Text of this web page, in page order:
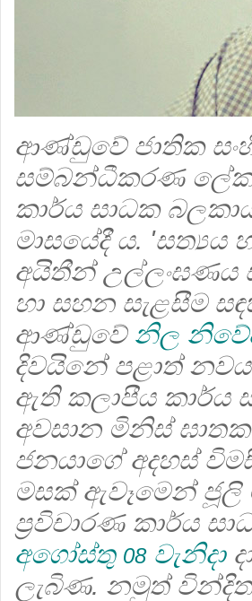
ආණ්ඩුවේ ජාතික
සම්බන්ධීකරණ
කාර්ය සාධක
මාසයේදී ය. 'සත්‍යය
අයිතීන් උල්ලංඝණය
හා සහන සැළසීම
ආණ්ඩුවේ නිල
දිවයිනේ පළාත්
ඇති කලාපීය කාර්ය
අවසාන මිනිස්
ජනයාගේ අදහස්
මසක් ඇවෑමෙන් ජූලි
ප්‍රවිචාරණ කාර්ය
අගෝස්තු 08වැනිදා
ලැබිණ. නමුත්